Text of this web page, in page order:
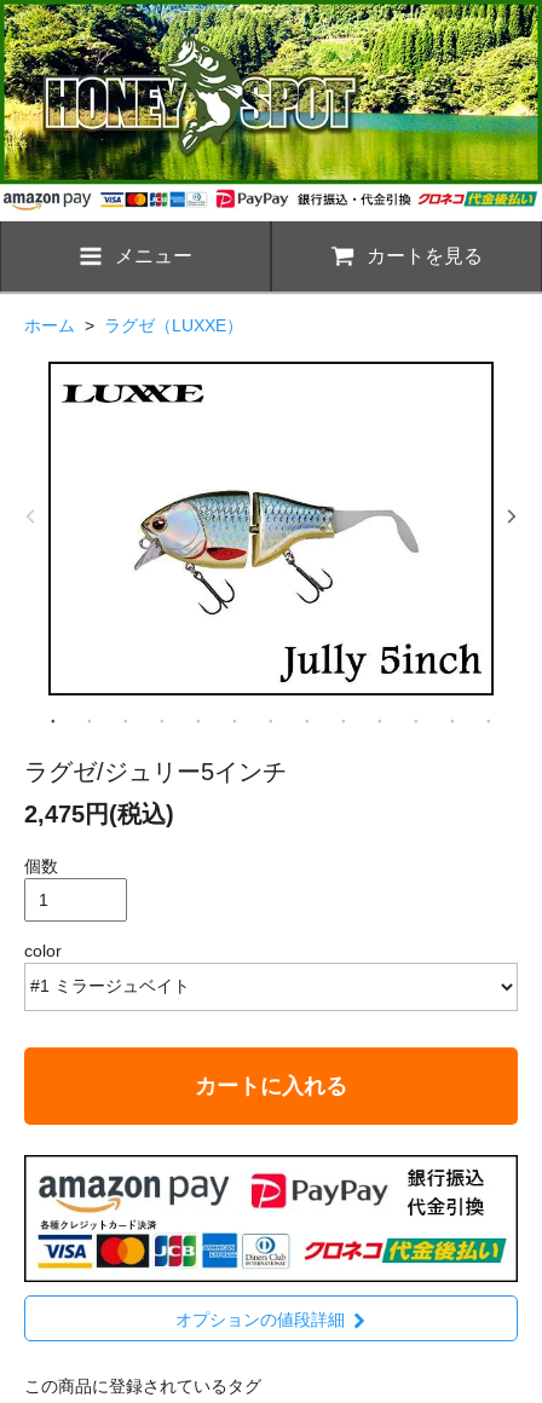
メニュー カートを見る
ホーム > ラグゼ（LUXXE）
ラグゼ/ジュリー5インチ
2,475円(税込)
個数
color
カートに入れる
オプションの値段詳細
この商品に登録されているタグ